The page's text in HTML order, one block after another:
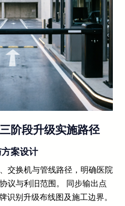
阶段升级实施路径
案设计
交换机与管线路径，明确医院
议与利旧范围。 同步输出点
识别升级布线图及施工边界。